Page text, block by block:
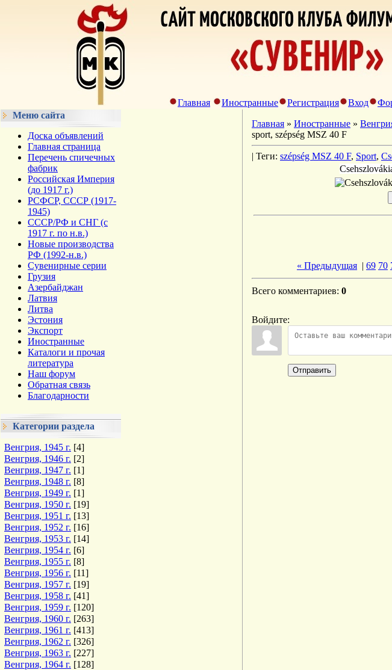
Главная Иностранные Регистрация Вход
Меню сайта
Доска объявлений
Главная страница
Перечень спичечных
фабрик
Российская Империя
(до 1917 г.)
РСФСР, СССР (1917-
1945)
СССР/РФ и СНГ (с
1917 г. по н.в.)
Новые производства
РФ (1992-н.в.)
Сувенирные серии
Грузия
Азербайджан
Латвия
Литва
Эстония
Экспорт
Иностранные
Каталоги и прочая
литература
Наш форум
Обратная связь
Благодарности
Категории раздела
Венгрия, 1945 г. [4]
Венгрия, 1946 г. [2]
Венгрия, 1947 г. [1]
Венгрия, 1948 г. [8]
Венгрия, 1949 г. [1]
Венгрия, 1950 г. [19]
Венгрия, 1951 г. [13]
Венгрия, 1952 г. [16]
Венгрия, 1953 г. [14]
Венгрия, 1954 г. [6]
Венгрия, 1955 г. [8]
Венгрия, 1956 г. [11]
Венгрия, 1957 г. [19]
Венгрия, 1958 г. [41]
Венгрия, 1959 г. [120]
Венгрия, 1960 г. [263]
Венгрия, 1961 г. [413]
Венгрия, 1962 г. [326]
Венгрия, 1963 г. [227]
Венгрия, 1964 г. [128]
Главная » Иностранные »
sport, szépség MSZ 40 F
| Теги: szépség MSZ 40 F, Sport,
« Предыдущая | 69 70
Всего комментариев: 0
Войдите:
Отправить